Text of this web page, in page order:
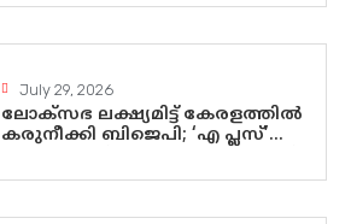
July 29, 2026
ലോക്സഭ ലക്ഷ്യമിട്ട് കേരളത്തിൽ
കരുനീക്കി ബിജെപി; ‘എ പ്ലസ്’
കേന്ദ്രനേതൃത്വം,
ചന്ദ്രശേഖർ, ആറ്റിങ്ങലിൽ കെ.